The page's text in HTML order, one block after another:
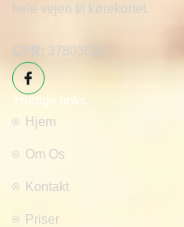
hele vejen til kørekortet.
CVR: 37803626
Hurtige links
Hjem
Om Os
Kontakt
Priser